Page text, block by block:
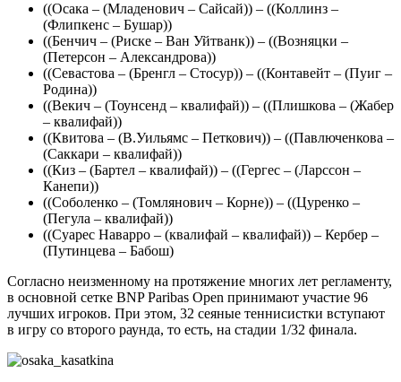
((Осака – (Младенович – Сайсай)) – ((Коллинз –
(Флипкенс – Бушар))
((Бенчич – (Риске – Ван Уйтванк)) – ((Возняцки –
(Петерсон – Александрова))
((Севастова – (Бренгл – Стосур)) – ((Контавейт – (Пуиг –
Родина))
((Векич – (Тоунсенд – квалифай)) – ((Плишкова – (Жабер
– квалифай))
((Квитова – (В.Уильямс – Петкович)) – ((Павлюченкова –
(Саккари – квалифай))
((Киз – (Бартел – квалифай)) – ((Гергес – (Ларссон –
Канепи))
((Соболенко – (Томлянович – Корне)) – ((Цуренко –
(Пегула – квалифай))
((Суарес Наварро – (квалифай – квалифай)) – Кербер –
(Путинцева – Бабош)
Согласно неизменному на протяжение многих лет регламенту,
в основной сетке BNP Paribas Open принимают участие 96
лучших игроков. При этом, 32 сеяные теннисистки вступают
в игру со второго раунда, то есть, на стадии 1/32 финала.